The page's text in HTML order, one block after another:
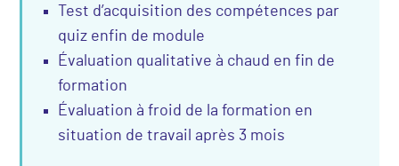
Test d’acquisition des compétences par
quiz enfin de module
Évaluation qualitative à chaud en fin de
formation
Évaluation à froid de la formation en
situation de travail après 3 mois